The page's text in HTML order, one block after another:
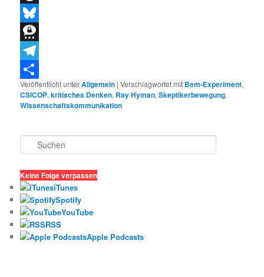
Threads
Bluesky
Threema
Telegram
Teilen
Veröffentlicht unterAllgemein |Verschlagwortet mit Bem-Experiment,
CSICOP,kritisches Denken, Ray Hyman,Skeptikerbewegung,
Wissenschaftskommunikation
u
h
e
n
Keine Folge verpassen
iTunes
Spotify
YouTube
RSS
Apple Podcasts